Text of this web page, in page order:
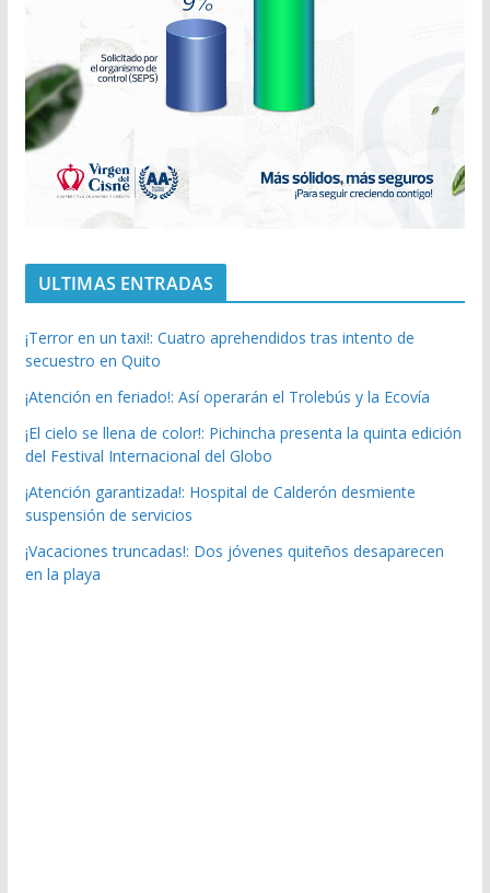
ULTIMAS ENTRADAS
¡Terror en un taxi!: Cuatro aprehendidos tras intento de
secuestro en Quito
¡Atención en feriado!: Así operarán el Trolebús y la Ecovía
¡El cielo se llena de color!: Pichincha presenta la quinta edición
del Festival Internacional del Globo
¡Atención garantizada!: Hospital de Calderón desmiente
suspensión de servicios
¡Vacaciones truncadas!: Dos jóvenes quiteños desaparecen
en la playa